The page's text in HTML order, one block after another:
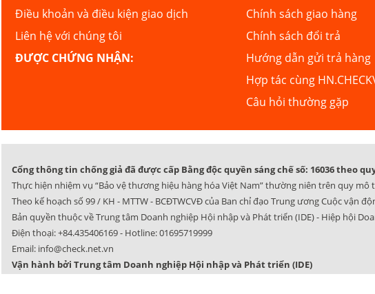
Điều khoản và điều kiện giao dịch
Liên hệ với chúng tôi
ĐƯỢC CHỨNG NHẬN:
Chính sách giao hàng
Chính sách đổi trả
Hướng dẫn gửi trả hàng
Hợp tác cùng
Câu hỏi thường gặp
Cổng thông tin chống giả đã được cấp Bằng độc quyền sáng chế số: 16036 theo
Thực hiện nhiệm vụ “Bảo vệ thương hiệu hàng hóa Việt Nam” thường niên trên quy mô
Theo kế hoạch số 99 / KH - MTTW - BCĐTWCVĐ của Ban chỉ đạo Trung ương Cuộc vận
Bản quyền thuộc về Trung tâm Doanh nghiệp Hội nhập và Phát triển (IDE) - Hiệp hội
Điện thoại:+84.435406169- Hotline:01695719999
Email: info@check.net.vn
Vận hành bởi Trung tâm Doanh nghiệp Hội nhập và Phát triển (IDE)